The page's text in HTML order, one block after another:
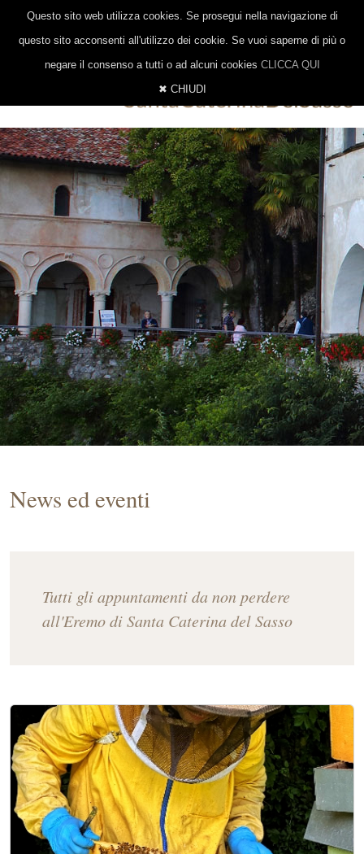
0332 647014 | 328 8377206 |
INFO@EREMOSANTACATERINA.IT
ITALIANO
INGLESE TEDESCO
News ed eventi
Tutti gli appuntamenti da non perdere
all'Eremo di Santa Caterina del Sasso
Questo sito web utilizza cookies. Se prosegui nella navigazione di
questo sito acconsenti all'utilizzo dei cookie. Se vuoi saperne di più o
negare il consenso a tutti o ad alcuni cookies CLICCA QUI
✖ CHIUDI